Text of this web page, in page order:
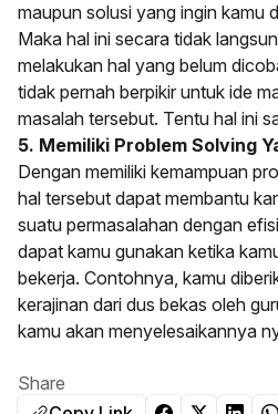
maupun solusi yang ingin kamu
Maka hal ini secara tidak
melakukan hal yang belum
tidak pernah berpikir untuk ide
masalah tersebut. Tentu hal ini
5. Memiliki Problem Solving
Dengan memiliki kemampuan
hal tersebut dapat membantu
suatu permasalahan dengan
dapat kamu gunakan ketika
bekerja. Contohnya, kamu
kerajinan dari dus bekas oleh
kamu akan menyelesaikannya
Share